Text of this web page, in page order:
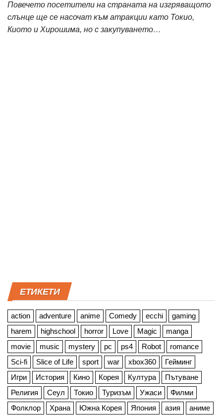
Повечето посетители на страната на изгряващото
слънце ще се насочат към атракции като Токио,
Киото и Хирошима, но с закупуването…
ЕТИКЕТИ
action adventure anime Comedy ecchi
gaming
harem
highschool horror Love Magic
manga
movie
music mystery pc ps4 Robot
romance
Sci-fi
Slice of Life sport war xbox360
Гейминг
Игри
История Кино Корея Култура
Пътуване
Религия
Сеул Токио Туризъм Ужаси
Филми
Фолклор
Храна Южна Корея Япония азия аниме